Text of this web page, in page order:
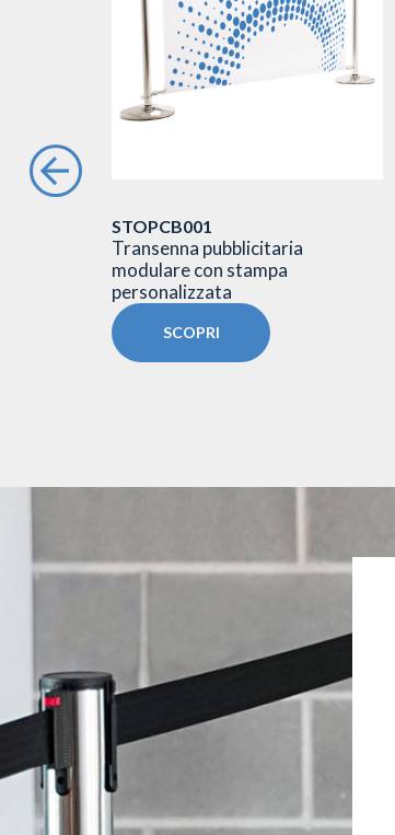
STOPCB001
Transenna pubblicitaria
modulare con stampa
personalizzata
SCOPRI